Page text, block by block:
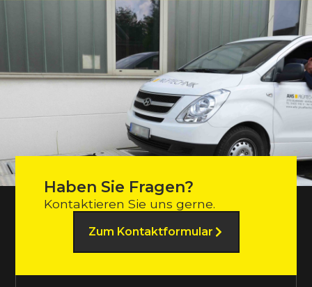
Haben Sie Fragen?
Kontaktieren Sie uns gerne.
Zum Kontaktformular